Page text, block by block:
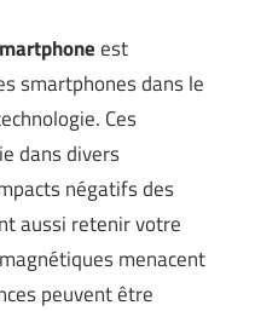
est
smartphones dans le
Ces
dans divers
négatifs des
aussi retenir votre
menacent
peuvent être